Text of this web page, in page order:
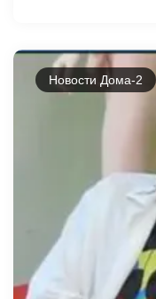
Новости Дома-2